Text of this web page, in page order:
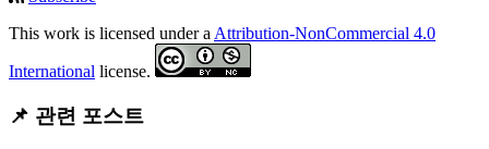
This work is licensed under a Attribution-NonCommercial 4.0
International license.
📌 관련 포스트